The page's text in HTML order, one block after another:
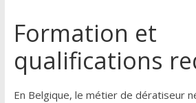
Formation et
qualifications
En Belgique, le métier de dératiseur